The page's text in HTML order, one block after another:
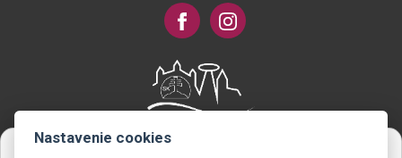
Nastavenie cookies